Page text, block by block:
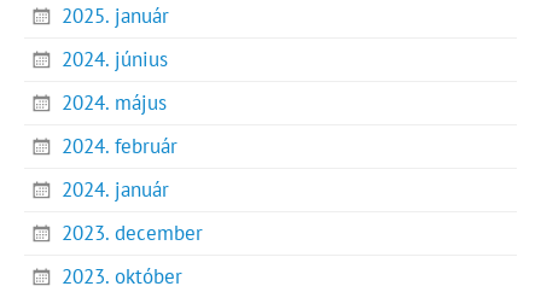
2025. január
2024. június
2024. május
2024. február
2024. január
2023. december
2023. október